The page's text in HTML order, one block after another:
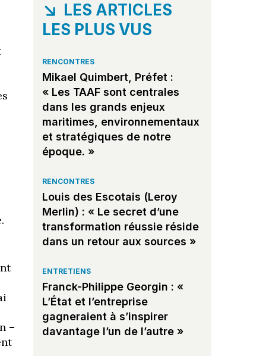
–
LES ARTICLES
LES PLUS VUS
RENCONTRES
Mikael Quimbert, Préfet :
« Les TAAF sont centrales
dans les grands enjeux
maritimes, environnementaux
et stratégiques de notre
époque. »
RENCONTRES
Louis des Escotais (Leroy
Merlin) : « Le secret d’une
transformation réussie réside
dans un retour aux sources »
ENTRETIENS
Franck-Philippe Georgin : «
L’État et l’entreprise
gagneraient à s’inspirer
davantage l’un de l’autre »